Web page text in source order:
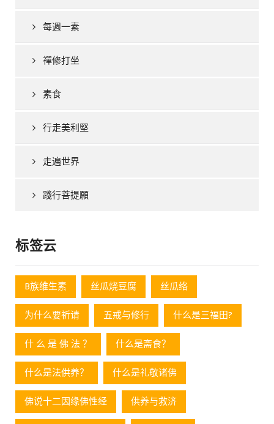
每週一素
禪修打坐
素食
行走美利堅
走遍世界
踐行菩提願
标签云
B族维生素 丝瓜烧豆腐 丝瓜络
为什么要祈请 五戒与修行 什么是三福田?
什 么 是 佛 法 ？ 什么是斋食？
什么是法供养？ 什么是礼敬诸佛
佛说十二因缘佛性经 供养与救济